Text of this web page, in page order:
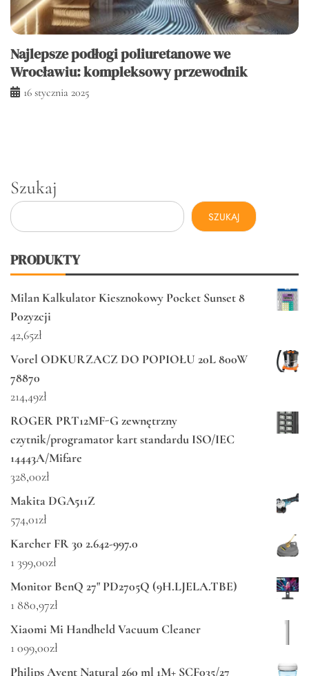
Najlepsze podłogi poliuretanowe we
Wrocławiu: kompleksowy przewodnik
16 stycznia 2025
Szukaj
SZUKAJ
PRODUKTY
Milan Kalkulator Kiesznokowy Pocket Sunset 8
Pozyzcji
42,65zł
Vorel ODKURZACZ DO POPIOŁU 20L 800W
78870
214,49zł
ROGER PRT12MF-G zewnętrzny
czytnik/programator kart standardu ISO/IEC
14443A/Mifare
328,00zł
Makita DGA511Z
574,01zł
Karcher FR 30 2.642-997.0
1 399,00zł
Monitor BenQ 27" PD2705Q (9H.LJELA.TBE)
1 880,97zł
Xiaomi Mi Handheld Vacuum Cleaner
1 099,00zł
Philips Avent Natural 260 ml 1M+ SCF035/27